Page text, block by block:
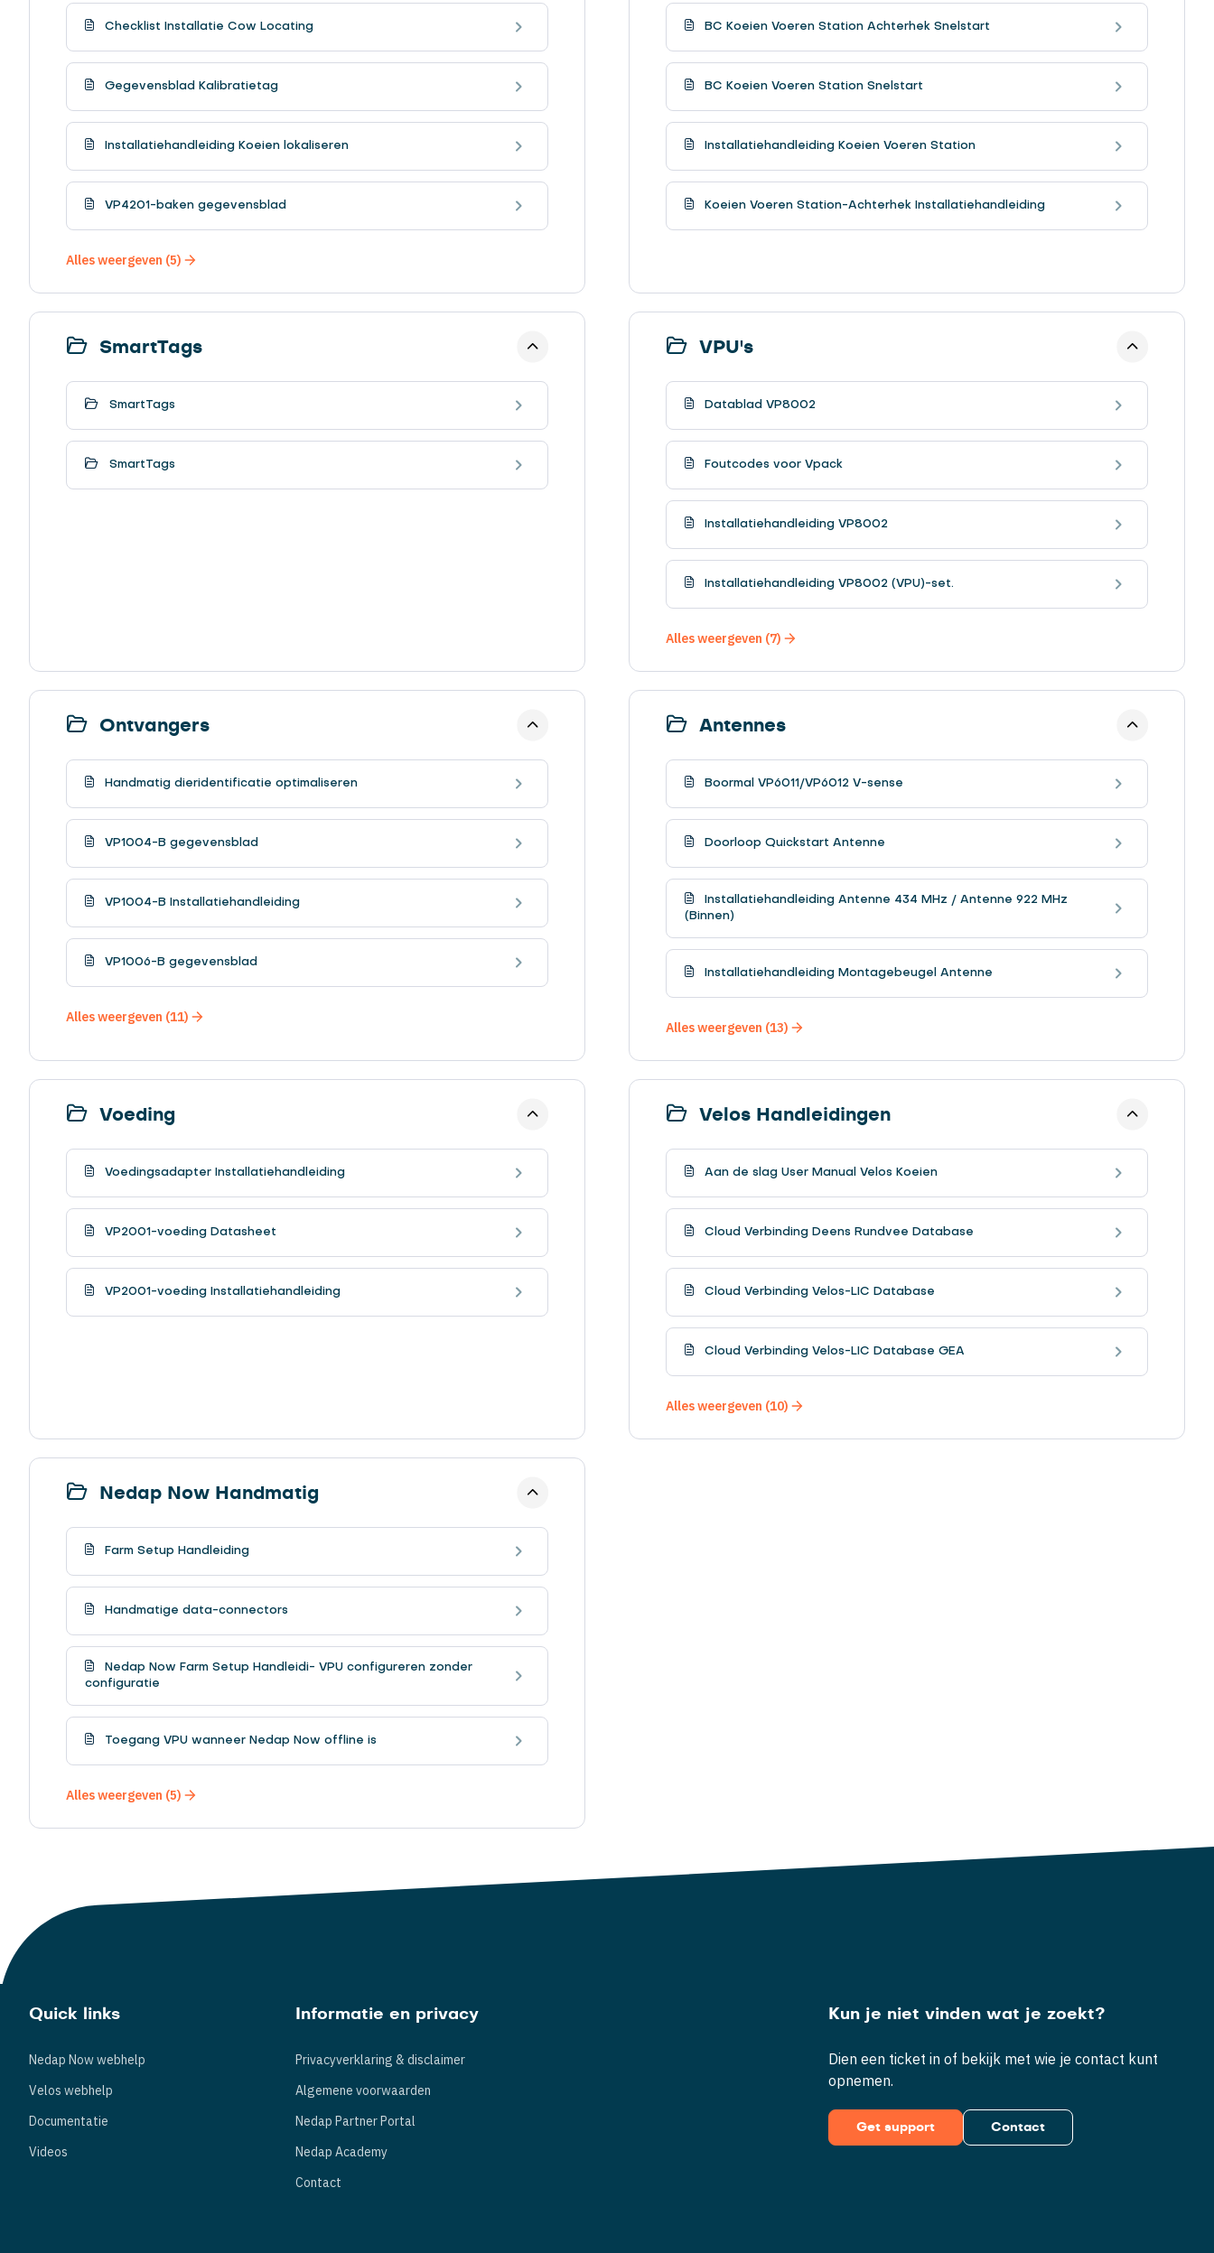
Checklist Installatie Cow Locating
Gegevensblad Kalibratietag
Installatiehandleiding Koeien lokaliseren
VP4201-baken gegevensblad
Alles weergeven (5)
BC Koeien Voeren Station Achterhek Snelstart
BC Koeien Voeren Station Snelstart
Installatiehandleiding Koeien Voeren Station
Koeien Voeren Station-Achterhek Installatiehandleiding
SmartTags
SmartTags
SmartTags
VPU's
Datablad VP8002
Foutcodes voor Vpack
Installatiehandleiding VP8002
Installatiehandleiding VP8002 (VPU)-set.
Alles weergeven (7)
Ontvangers
Handmatig dieridentificatie optimaliseren
VP1004-B gegevensblad
VP1004-B Installatiehandleiding
VP1006-B gegevensblad
Alles weergeven (11)
Antennes
Boormal VP6011/VP6012 V-sense
Doorloop Quickstart Antenne
Installatiehandleiding Antenne 434 MHz / Antenne 922 MHz
(Binnen)
Installatiehandleiding Montagebeugel Antenne
Alles weergeven (13)
Voeding
Voedingsadapter Installatiehandleiding
VP2001-voeding Datasheet
VP2001-voeding Installatiehandleiding
Velos Handleidingen
Aan de slag User Manual Velos Koeien
Cloud Verbinding Deens Rundvee Database
Cloud Verbinding Velos-LIC Database
Cloud Verbinding Velos-LIC Database GEA
Alles weergeven (10)
Nedap Now Handmatig
Farm Setup Handleiding
Handmatige data-connectors
Nedap Now Farm Setup Handleidi- VPU configureren zonder
configuratie
Toegang VPU wanneer Nedap Now offline is
Alles weergeven (5)
Quick links
Nedap Now webhelp
Velos webhelp
Documentatie
Videos
Informatie en privacy
Privacyverklaring & disclaimer
Algemene voorwaarden
Nedap Partner Portal
Nedap Academy
Contact
Kun je niet vinden wat je zoekt?
Dien een ticket in of bekijk met wie je contact kunt
opnemen.
Get support Contact